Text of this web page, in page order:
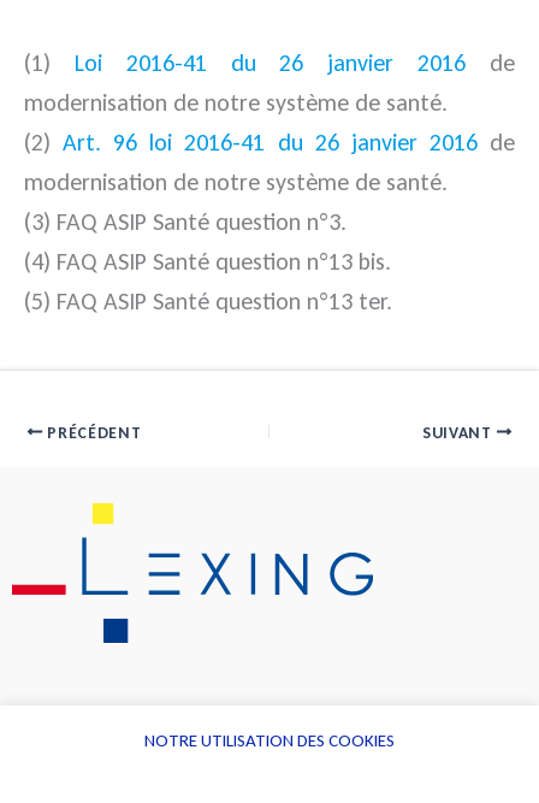
(1) Loi 2016-41 du 26 janvier 2016 de
modernisation de notre système de santé.
(2)Art. 96 loi 2016-41 du 26 janvier 2016de
modernisation de notre système de santé.
(3) FAQ ASIP Santé question n°3.
(4) FAQ ASIP Santé question n°13 bis.
(5) FAQ ASIP Santé question n°13 ter.
PRÉCÉDENT SUIVANT
NOTRE UTILISATION DES COOKIES